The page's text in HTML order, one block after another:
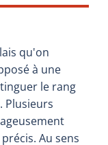
qu'on
à une
le rang
Plusieurs
Au sens